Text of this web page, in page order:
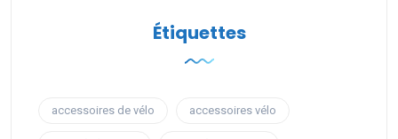
Étiquettes
accessoires de vélo accessoires vélo